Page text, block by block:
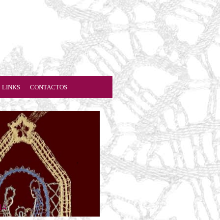
LINKS CONTACTOS